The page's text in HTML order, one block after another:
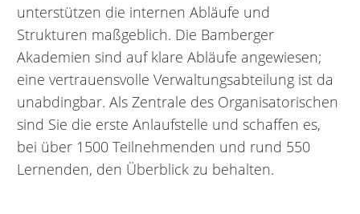
unterstützen die internen Abläufe und
Strukturen maßgeblich. Die Bamberger
Akademien sind auf klare Abläufe angewiesen;
eine vertrauensvolle Verwaltungsabteilung ist da
unabdingbar. Als Zentrale des Organisatorischen
sind Sie die erste Anlaufstelle und schaffen es,
bei über 1500 Teilnehmenden und rund 550
Lernenden, den Überblick zu behalten.